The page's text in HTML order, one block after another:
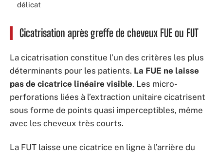
délicat
Cicatrisation après greffe de cheveux FUE ou FUT
La cicatrisation constitue l’un des critères les plus
déterminants pour les patients. La FUE ne laisse
pas de cicatrice linéaire visible. Les micro-
perforations liées à l’extraction unitaire cicatrisent
sous forme de points quasi imperceptibles, même
avec les cheveux très courts.
La FUT laisse une cicatrice en ligne à l’arrière du